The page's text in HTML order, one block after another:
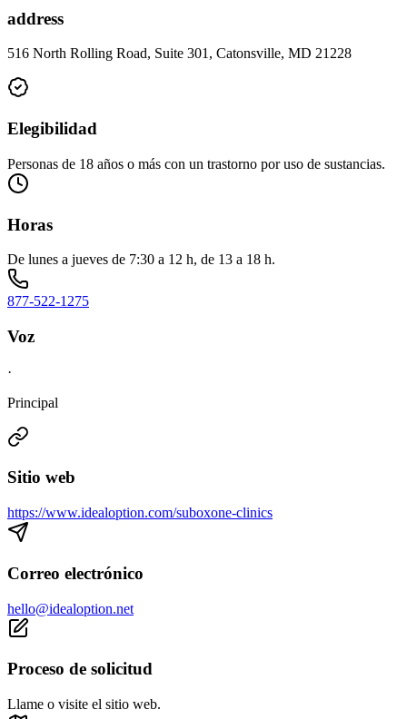
address
516 North Rolling Road, Suite 301, Catonsville, MD 21228
Elegibilidad
Personas de 18 años o más con un trastorno por uso de sustancias.
Horas
De lunes a jueves de 7:30 a 12 h, de 13 a 18 h.
877-522-1275
Voz
·
Principal
Sitio web
https://www.idealoption.com/suboxone-clinics
Correo electrónico
hello@idealoption.net
Proceso de solicitud
Llame o visite el sitio web.